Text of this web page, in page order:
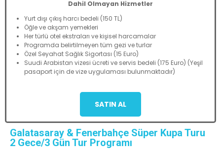
Dahil Olmayan Hizmetler
Yurt dışı çıkış harcı bedeli (150 TL)
Öğle ve akşam yemekleri
Her türlü otel ekstraları ve kişisel harcamalar
Programda belirtilmeyen tüm gezi ve turlar
Özel Seyahat Sağlık Sigortası (15 Euro)
Suudi Arabistan vizesi ücreti ve servis bedeli (175 Euro) (Yeşil
pasaport için de vize uygulaması bulunmaktadır)
SATIN AL
Galatasaray & Fenerbahçe Süper Kupa Turu
2 Gece/3 Gün Tur Programı